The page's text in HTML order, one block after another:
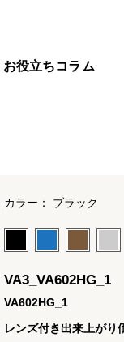
お役立ちコラム
カラー： ブラック
VA3_VA602HG_1
VA602HG_1
レンズ付き出来上がり